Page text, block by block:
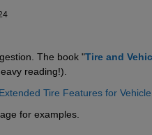
The book "Tire and
reading!).
Extended Tire Features for
for examples.